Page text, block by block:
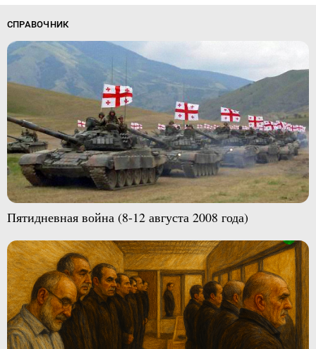
СПРАВОЧНИК
Пятидневная война (8-12 августа 2008 года)